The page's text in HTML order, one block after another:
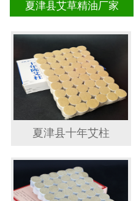
夏津县艾草精油厂家
夏津县十年艾柱